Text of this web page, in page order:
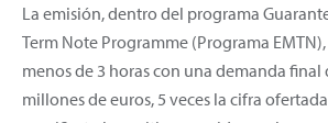
La emisión, dentro del programa
Term Note Programme (Programa
menos de 3 horas con una demanda final
millones de euros, 5 veces la cifra